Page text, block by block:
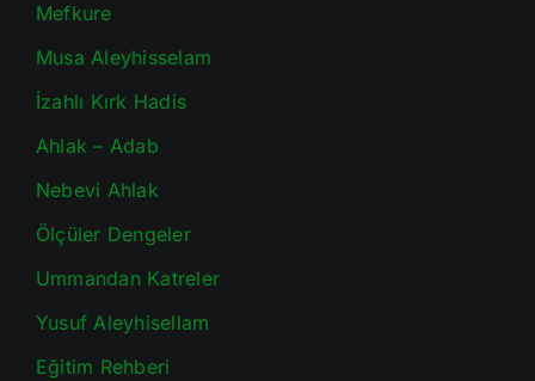
Mefkure
Musa Aleyhisselam
İzahlı Kırk Hadis
Ahlak – Adab
Nebevi Ahlak
Ölçüler Dengeler
Ummandan Katreler
Yusuf Aleyhisellam
Eğitim Rehberi